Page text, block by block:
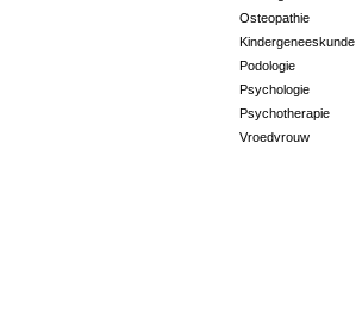
Osteopathie
Kindergeneeskunde
Podologie
Psychologie
Psychotherapie
Vroedvrouw